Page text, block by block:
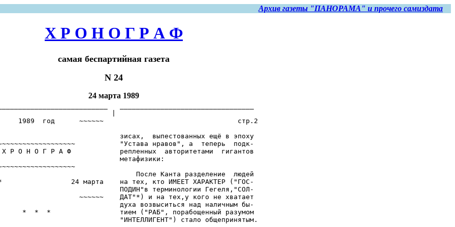
Архив газеты "ПАНОРАМА" и прочего самиздата
Х Р О Н О Г Р А Ф
самая беспартийная газета
N 24
24 марта 1989
1989  год      ~~~~~~                                 стр.2
зисах,  выпестованных ещё в эпоху
"Устава нравов", а  теперь  подк-
Х Р О Н О Г Р А Ф            репленных  авторитетами  гигантов
метафизики:
После Канта разделение  людей
24 марта    на тех, кто ИМЕЕТ ХАРАКТЕР ("ГОС-
ПОДИН"в терминологии Гегеля,"СОЛ-
~~~~~~    ДАТ"*) и на тех,у кого не хватает
духа возвыситься над наличным бы-
*  *  *                 тием ("РАБ", порабощенный разумом
"ИНТЕЛЛИГЕНТ") стало общепринятым.